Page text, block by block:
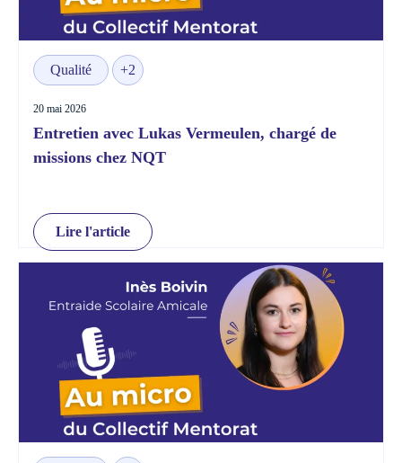
Qualité +2
20 mai 2026
Entretien avec Lukas Vermeulen, chargé de
missions chez NQT
Lire l'article